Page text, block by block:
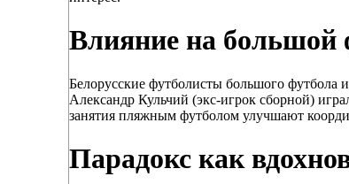
Влияние на большой
Белорусские футболисты большого футбола
Александр Кульчий (экс-игрок сборной)
занятия пляжным футболом улучшают
Парадокс как